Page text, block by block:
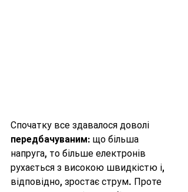
Спочатку все здавалося доволі
передбачуваним: що більша
напруга, то більше електронів
рухається з високою швидкістю і,
відповідно, зростає струм. Проте